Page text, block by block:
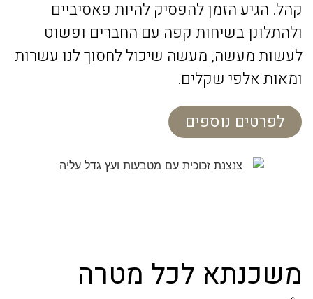
קהל. הגיע הזמן להפסיק להיות פאסיביים
ולהתלונן בשיחות קפה עם החברים ופשוט
לעשות מעשה, מעשה שיכול לחסוך לנו עשרות
ומאות אלפי שקלים.
לפרטים נוספים
משכנתא לכל מטרה